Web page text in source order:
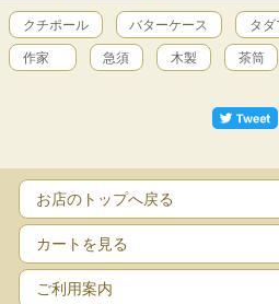
鉄の塊（銑鉄）を真っ赤に熱し、何度も叩い
で、つなぎめのない一体型のため、適切なお
ただけます。
品 名
クラシックフライパン
20cm
外径20.0（底の
クチポール バターケース タ
作家 急須 木製 茶筒
お店のトップへ戻る
カートを見る
ご利用案内